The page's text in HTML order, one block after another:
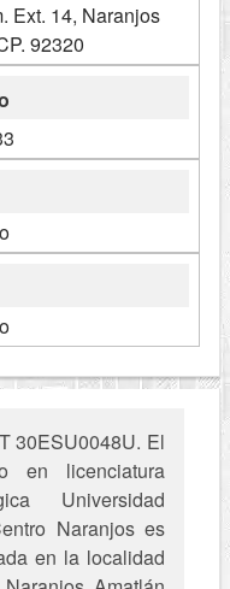
Ext. 14, Naranjos
92320
30ESU0048U. El
en licenciatura
Universidad
Naranjos es
en la localidad